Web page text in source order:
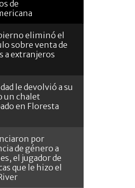
de
eliminó el
sobre venta de
a extranjeros
le devolvió a su
un chalet
en Floresta
por
de género a
el jugador de
que le hizo el